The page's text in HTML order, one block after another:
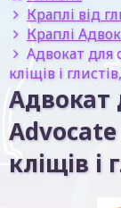
Краплі від
Краплі
Адвокат для
кліщів і
Адвокат
Advocate
кліщів і